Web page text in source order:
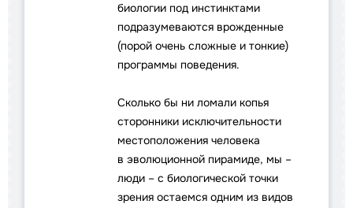
биологии под инстинктами
подразумеваются врожденные
(порой очень сложные и тонкие)
программы поведения.
Сколько бы ни ломали копья
сторонники исключительности
местоположения человека
в эволюционной пирамиде, мы –
люди – с биологической точки
зрения остаемся одним из видов